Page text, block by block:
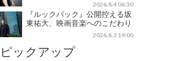
2026.8.4 06:30
『ルックバック』公開控える坂
東祐大、映画音楽へのこだわり
2026.8.3 19:00
ピックアップ